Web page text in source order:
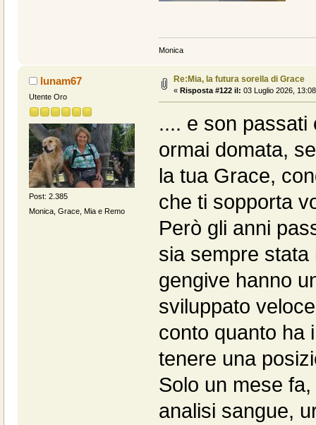
Monica
lunam67
Utente Oro
Post: 2.385
Monica, Grace, Mia e Remo
Re:Mia, la futura sorella di Grace
« Risposta #122 il: 03 Luglio 2026,
.... e son passati
ormai domata,
la tua Grace,
che ti sopporta
Però gli anni
sia sempre
gengive hanno
sviluppato
conto quanto ha
tenere una
Solo un mese
analisi sangue,